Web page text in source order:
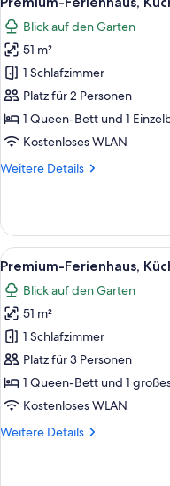
Suite)
Fotos
für
Premium-
Ferienhaus,
Küche
(Apple
Cottage)
Blick auf den Garten
51 m²
1 Schlafzimmer
Platz für 2 Personen
1 Queen-Bett und 1
Kostenloses WLAN
Weitere Details
Weitere
Ferienhaus,
Küche
(Apple
Cottage)
Alle
Fotos
für
Premium-
Ferienhaus,
Küche
(Flower
Cottage)
5
Premium-Ferienhaus,
Blick auf den Garten
51 m²
1 Schlafzimmer
Platz für 3 Personen
1 Queen-Bett und 1
Kostenloses WLAN
Weitere Details
Weitere